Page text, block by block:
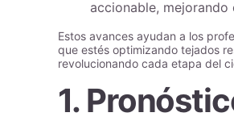
accionable, mejorando
Estos avances ayudan a los
que estés optimizando tejados
revolucionando cada etapa del
1.